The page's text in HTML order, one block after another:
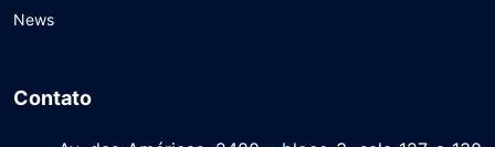
News
Contato